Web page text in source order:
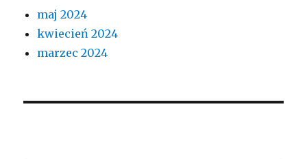
maj 2024
kwiecień 2024
marzec 2024